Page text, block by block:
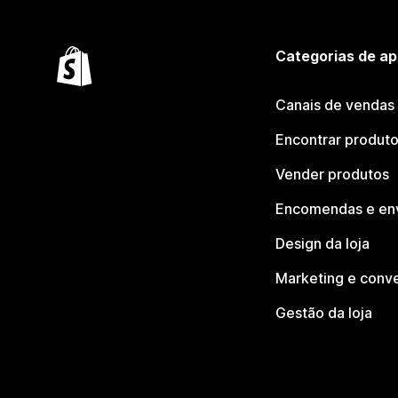
Categorias de
Canais de vendas
Encontrar
Vender produtos
Encomendas e
Design da loja
Marketing e
Gestão da loja